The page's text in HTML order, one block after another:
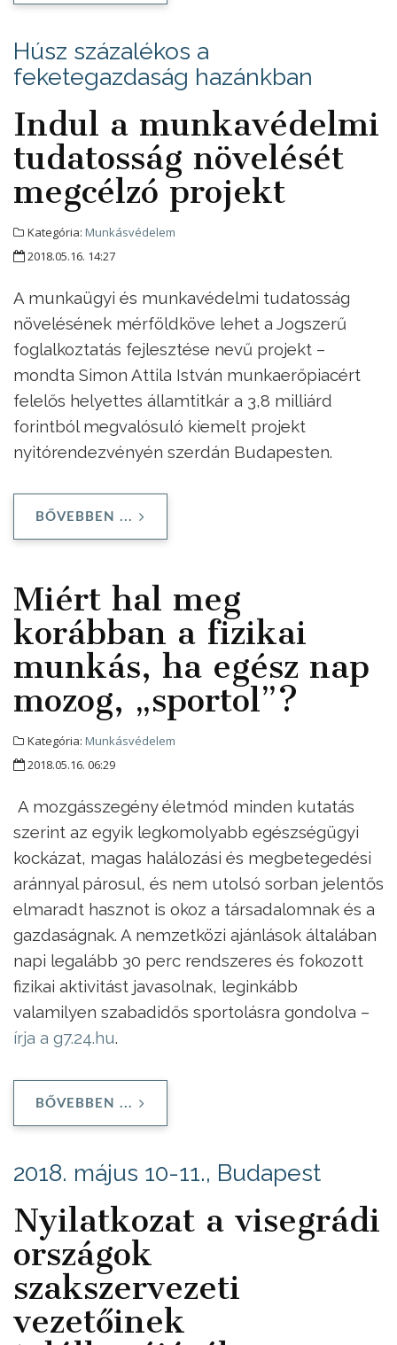
Húsz százalékos a
feketegazdaság hazánkban
Indul a munkavédelmi
tudatosság növelését
megcélzó projekt
Kategória: Munkásvédelem
2018.05.16. 14:27
A munkaügyi és munkavédelmi tudatosság
növelésének mérföldköve lehet a Jogszerű
foglalkoztatás fejlesztése nevű projekt –
mondta Simon Attila István munkaerőpiacért
felelős helyettes államtitkár a 3,8 milliárd
forintból megvalósuló kiemelt projekt
nyitórendezvényén szerdán Budapesten.
BŐVEBBEN ...
Miért hal meg
korábban a fizikai
munkás, ha egész nap
mozog, „sportol”?
Kategória: Munkásvédelem
2018.05.16. 06:29
A mozgásszegény életmód minden kutatás
szerint az egyik legkomolyabb egészségügyi
kockázat, magas halálozási és megbetegedési
aránnyal párosul, és nem utolsó sorban jelentős
elmaradt hasznot is okoz a társadalomnak és a
gazdaságnak. A nemzetközi ajánlások általában
napi legalább 30 perc rendszeres és fokozott
fizikai aktivitást javasolnak, leginkább
valamilyen szabadidős sportolásra gondolva –
írja a g7.24.hu.
BŐVEBBEN ...
2018. május 10-11., Budapest
Nyilatkozat a visegrádi
országok
szakszervezeti
vezetőinek